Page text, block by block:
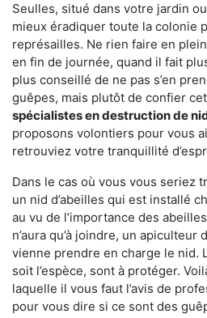
Seulles, situé dans votre jardin
mieux éradiquer toute la colonie
représailles. Ne rien faire en
en fin de journée, quand il fait
plus conseillé de ne pas s’en
guêpes, mais plutôt de confier
spécialistes en destruction de
proposons volontiers pour vous
retrouviez votre tranquillité
Dans le cas où vous vous seriez
un nid d’abeilles qui est installé
au vu de l’importance des
n’aura qu’à joindre, un apiculteur
vienne prendre en charge le nid.
soit l’espèce, sont à protéger.
laquelle il vous faut l’avis de
pour vous dire si ce sont des